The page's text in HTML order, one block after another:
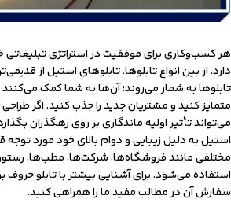
هر کسب‌و‌کاری برای موفقیت در استراتژی تبلیغاتی
دارد. از بین انواع تابلوها، تابلوهای استیل از
تابلوها به شمار می‌روند؛ آن‌ها به شما کمک می‌کنند
متمایز کنید و مشتریان جدید را جذب کنید. اگر
می‌تواند تأثیر اولیه ماندگاری بر روی رهگذران
استیل به دلیل زیبایی و دوام بالای خود مورد توجه
مختلفی مانند فروشگاه‌ها، شرکت‌ها، مطب‌ها،
استفاده می‌شود. برای آشنایی بیشتر با تابلو
سفارش آن در مطالب مفید ما را همراهی کنید.